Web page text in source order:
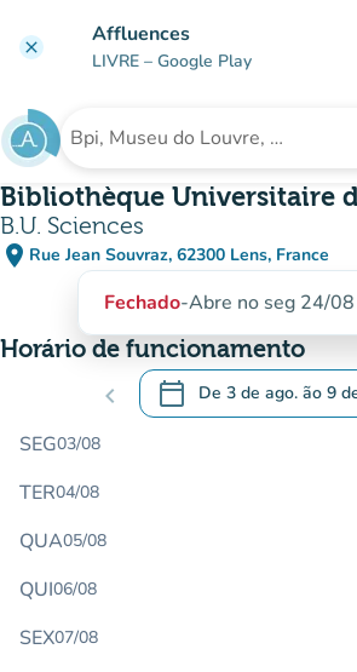
clear Affluences
LIVRE – Google Play
Procura uma instituição
Bibliothèque Universitaire
B.U. Sciences
place Rue Jean Souvraz, 62300 Lens, France
(abrir no Google Maps)
(novo separador)
Fechado-Abre no seg 24/
Horário de funcionamento
chevron_left calendar_today De 3 de ago. ão 9
.Abra o calendário
SEG03/08
TER04/08
QUA05/08
QUI06/08
SEX07/08